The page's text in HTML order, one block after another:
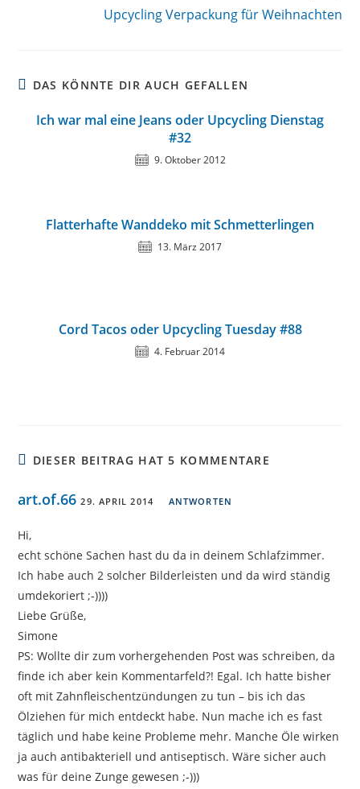
Upcycling Verpackung für Weihnachten
DAS KÖNNTE DIR AUCH GEFALLEN
Ich war mal eine Jeans oder Upcycling Dienstag
#32
9. Oktober 2012
Flatterhafte Wanddeko mit Schmetterlingen
13. März 2017
Cord Tacos oder Upcycling Tuesday #88
4. Februar 2014
DIESER BEITRAG HAT 5 KOMMENTARE
art.of.66 29. APRIL 2014 ANTWORTEN
Hi,
echt schöne Sachen hast du da in deinem Schlafzimmer.
Ich habe auch 2 solcher Bilderleisten und da wird ständig
umdekoriert ;-))))
Liebe Grüße,
Simone
PS: Wollte dir zum vorhergehenden Post was schreiben, da
finde ich aber kein Kommentarfeld?! Egal. Ich hatte bisher
oft mit Zahnfleischentzündungen zu tun – bis ich das
Ölziehen für mich entdeckt habe. Nun mache ich es fast
täglich und habe keine Probleme mehr. Manche Öle wirken
ja auch antibakteriell und antiseptisch. Wäre sicher auch
was für deine Zunge gewesen ;-)))